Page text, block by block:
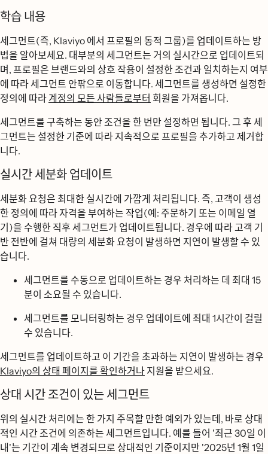
학습 내용
세그먼트(즉, Klaviyo 에서 프로필의 동적 그룹)를 업데이트하는 방
법을 알아보세요. 대부분의 세그먼트는 거의 실시간으로 업데이트되
며, 프로필은 브랜드와의 상호 작용이 설정한 조건과 일치하는지 여부
에 따라 세그먼트 안팎으로 이동합니다. 세그먼트를 생성하면 설정한
정의에 따라 계정의 모든 사람들로부터 회원을 가져옵니다.
세그먼트를 구축하는 동안 조건을 한 번만 설정하면 됩니다. 그 후 세
그먼트는 설정한 기준에 따라 지속적으로 프로필을 추가하고 제거합
니다.
실시간 세분화 업데이트
세분화 요청은 최대한 실시간에 가깝게 처리됩니다. 즉, 고객이 생성
한 정의에 따라 자격을 부여하는 작업(예: 주문하기 또는 이메일 열
기)을 수행한 직후 세그먼트가 업데이트됩니다. 경우에 따라 고객 기
반 전반에 걸쳐 대량의 세분화 요청이 발생하면 지연이 발생할 수 있
습니다.
세그먼트를 수동으로 업데이트하는 경우 처리하는 데 최대 15
분이 소요될 수 있습니다.
세그먼트를 모니터링하는 경우 업데이트에 최대 1시간이 걸릴
수 있습니다.
세그먼트를 업데이트하고 이 기간을 초과하는 지연이 발생하는 경우
Klaviyo의 상태 페이지를 확인하거나 지원을 받으세요.
상대 시간 조건이 있는 세그먼트
위의 실시간 처리에는 한 가지 주목할 만한 예외가 있는데, 바로 상대
적인 시간 조건에 의존하는 세그먼트입니다. 예를 들어 '최근 30일 이
내'는 기간이 계속 변경되므로 상대적인 기준이지만 '2025년 1월 1일